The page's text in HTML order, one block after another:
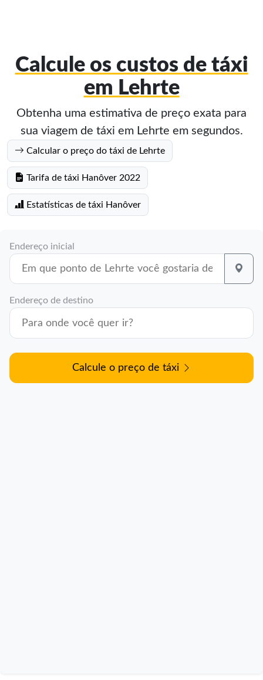
Calcule os custos de táxi
em Lehrte
Obtenha uma estimativa de preço exata para
sua viagem de táxi em Lehrte em segundos.
Calcular o preço do táxi de Lehrte
Tarifa de táxi Hanôver 2022
Estatísticas de táxi Hanôver
Endereço inicial
Endereço de destino
Calcule o preço de táxi